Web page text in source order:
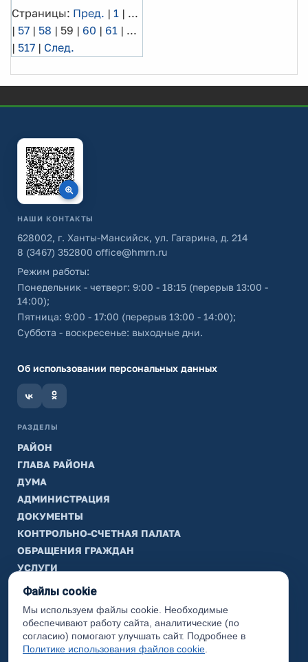
Страницы: Пред. | 1 | ...
| 57 | 58 | 59 | 60 | 61 | ...
| 517 | След.
НАШИ КОНТАКТЫ
628002, г. Ханты-Мансийск, ул. Гагарина, д. 214
8 (3467) 352800 office@hmrn.ru
Режим работы:
Понедельник - четверг: 9:00 - 18:15 (перерыв 13:00 -
14:00);
Пятница: 9:00 - 17:00 (перерыв 13:00 - 14:00);
Суббота - воскресенье: выходные дни.
Об использовании персональных данных
РАЗДЕЛЫ
РАЙОН
ГЛАВА РАЙОНА
ДУМА
АДМИНИСТРАЦИЯ
ДОКУМЕНТЫ
КОНТРОЛЬНО-СЧЕТНАЯ ПАЛАТА
ОБРАЩЕНИЯ ГРАЖДАН
УСЛУГИ
ТИК
ИНФОРМАЦИЯ
Законодательная карта
Карта сайта
Файлы cookie
Мы используем файлы cookie. Необходимые
обеспечивают работу сайта, аналитические (по
согласию) помогают улучшать сайт. Подробнее в
Политике использования файлов cookie